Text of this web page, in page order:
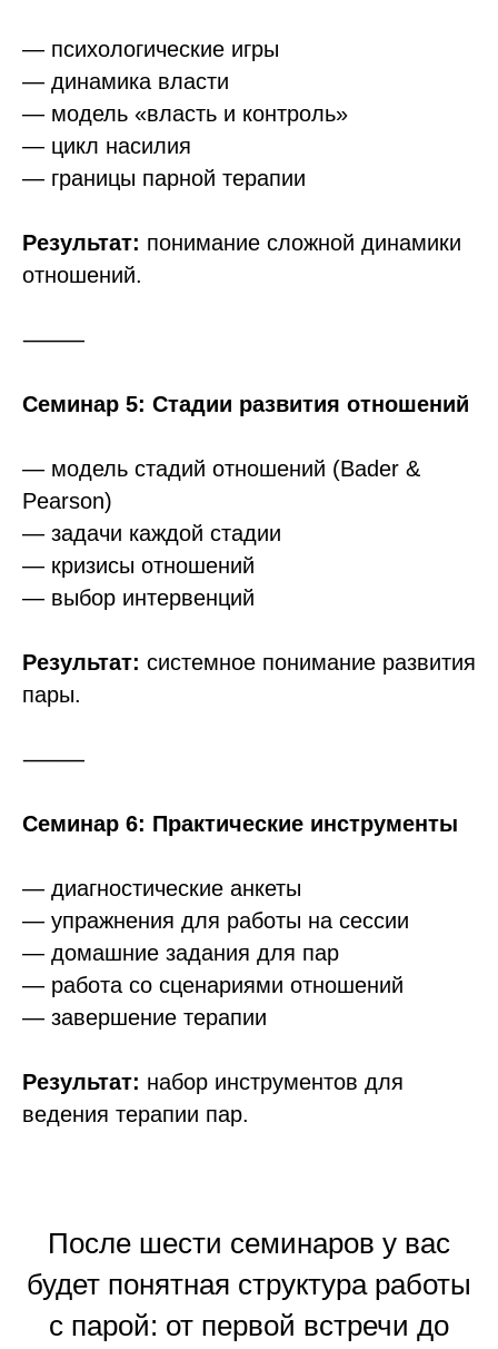
— психологические игры
— динамика власти
— модель «власть и контроль»
— цикл насилия
— границы парной терапии
Результат: понимание сложной динамики
отношений.
⸻
Семинар 5: Стадии развития отношений
— модель стадий отношений (Bader &
Pearson)
— задачи каждой стадии
— кризисы отношений
— выбор интервенций
Результат: системное понимание развития
пары.
⸻
Семинар 6: Практические инструменты
— диагностические анкеты
— упражнения для работы на сессии
— домашние задания для пар
— работа со сценариями отношений
— завершение терапии
Результат: набор инструментов для
ведения терапии пар.
После шести семинаров у вас
будет понятная структура работы
с парой: от первой встречи до